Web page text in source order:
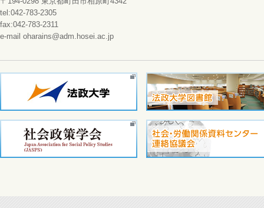
tel:042-783-2305
fax:042-783-2311
e-mail oharains@adm.hosei.ac.jp